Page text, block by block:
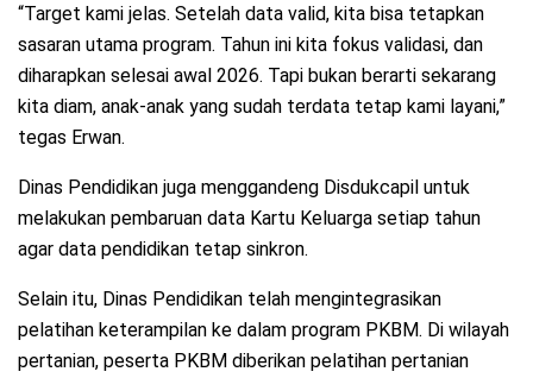
“Target kami jelas. Setelah data valid, kita bisa tetapkan
sasaran utama program. Tahun ini kita fokus validasi, dan
diharapkan selesai awal 2026. Tapi bukan berarti sekarang
kita diam, anak-anak yang sudah terdata tetap kami layani,”
tegas Erwan.
Dinas Pendidikan juga menggandeng Disdukcapil untuk
melakukan pembaruan data Kartu Keluarga setiap tahun
agar data pendidikan tetap sinkron.
Selain itu, Dinas Pendidikan telah mengintegrasikan
pelatihan keterampilan ke dalam program PKBM. Di wilayah
pertanian, peserta PKBM diberikan pelatihan pertanian